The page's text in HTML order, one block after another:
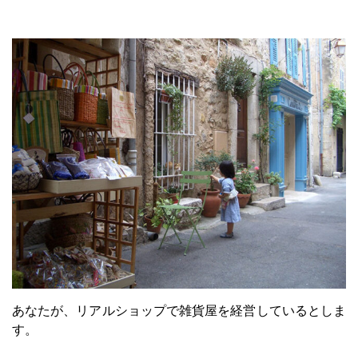
あなたが、リアルショップで雑貨屋を経営しているとしま
す。